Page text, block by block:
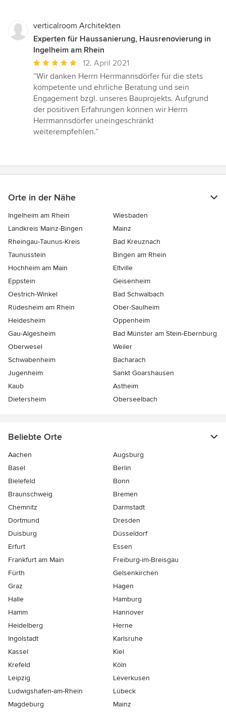
verticalroom Architekten
Experten für Haussanierung, Hausrenovierung in
Ingelheim am Rhein
Durchschnittliche
Bewertung:
5
von
5
Sternen
12. April 2021
“Wir danken Herrn Herrmannsdörfer für die stets
kompetente und ehrliche Beratung und sein
Engagement bzgl. unseres Bauprojekts. Aufgrund
der positiven Erfahrungen können wir Herrn
Herrmannsdörfer uneingeschränkt
weiterempfehlen.”
Orte in der Nähe
Ingelheim am Rhein
Wiesbaden
Landkreis Mainz-Bingen
Mainz
Rheingau-Taunus-Kreis
Bad Kreuznach
Taunusstein
Bingen am Rhein
Hochheim am Main
Eltville
Eppstein
Geisenheim
Oestrich-Winkel
Bad Schwalbach
Rüdesheim am Rhein
Ober-Saulheim
Heidesheim
Oppenheim
Gau-Algesheim
Bad Münster am Stein-Ebernburg
Oberwesel
Weiler
Schwabenheim
Bacharach
Jugenheim
Sankt Goarshausen
Kaub
Astheim
Dietersheim
Oberseelbach
Beliebte Orte
Aachen
Augsburg
Basel
Berlin
Bielefeld
Bonn
Braunschweig
Bremen
Chemnitz
Darmstadt
Dortmund
Dresden
Duisburg
Düsseldorf
Erfurt
Essen
Frankfurt am Main
Freiburg-im-Breisgau
Fürth
Gelsenkirchen
Graz
Hagen
Halle
Hamburg
Hamm
Hannover
Heidelberg
Herne
Ingolstadt
Karlsruhe
Kassel
Kiel
Krefeld
Köln
Leipzig
Leverkusen
Ludwigshafen-am-Rhein
Lübeck
Magdeburg
Mainz